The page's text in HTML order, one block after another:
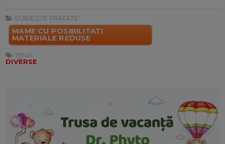
SUBIECTE TRATATE:
MAME CU POSIBILITATI
MATERIALE REDUSE
TEMA:
DIVERSE